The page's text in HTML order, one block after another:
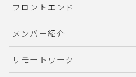
フロントエンド
メンバー紹介
リモートワーク